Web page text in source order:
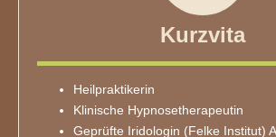
Kurzvita
Heilpraktikerin
Klinische Hypnosetherapeutin
Geprüfte Iridologin (Felke Institut)